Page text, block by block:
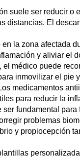
suele ser reducir o
distancias. El
la zona afectada
y aliviar el
el médico puede
inmovilizar el pie
medicamentos
para reducir la
ser fundamental
problemas
y propiocepción